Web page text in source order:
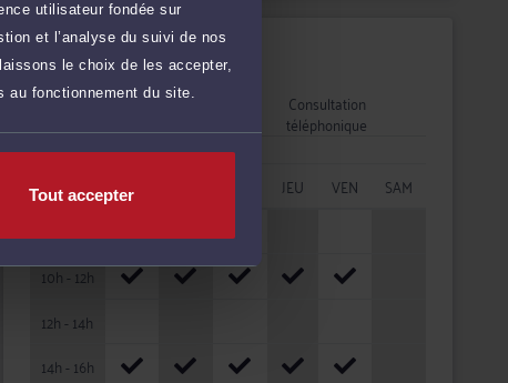
utilisateur fondée sur
et l’analyse du suivi de nos
le choix de les accepter,
au fonctionnement du site.
Tout accepter
Disponibilités
Rendez-vous Consultation
téléphonique
HORAIRES LUN JEU VEN
SAM
08h - 10h
10h - 12h
12h - 14h
14h - 16h